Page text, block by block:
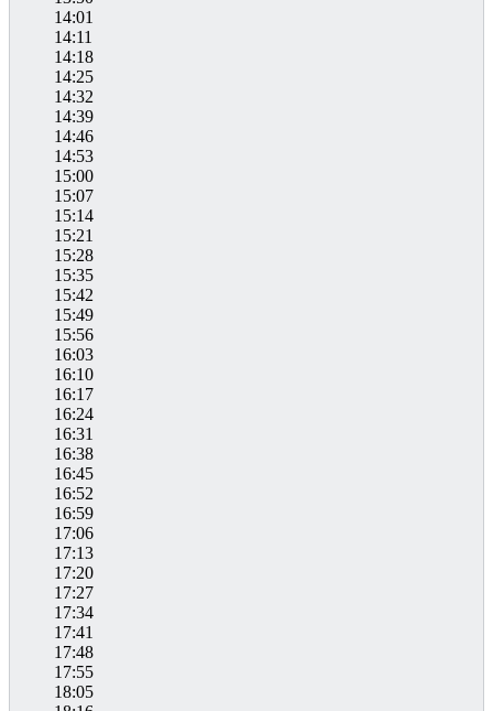
14:01
14:11
14:18
14:25
14:32
14:39
14:46
14:53
15:00
15:07
15:14
15:21
15:28
15:35
15:42
15:49
15:56
16:03
16:10
16:17
16:24
16:31
16:38
16:45
16:52
16:59
17:06
17:13
17:20
17:27
17:34
17:41
17:48
17:55
18:05